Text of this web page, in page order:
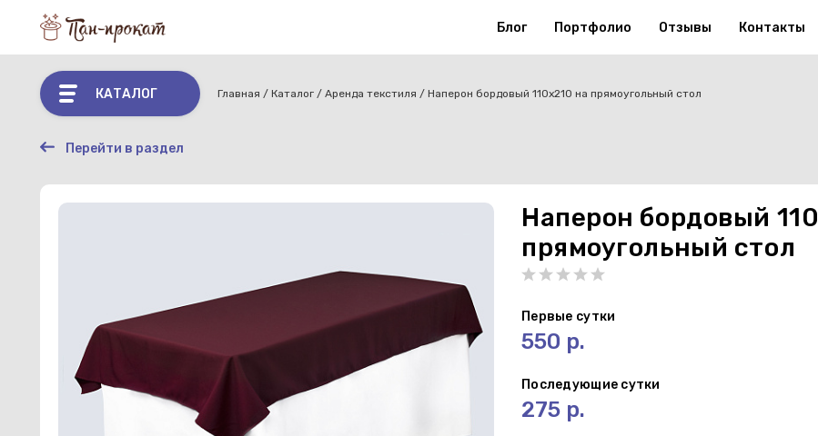
Блог Портфолио Отзывы Контакты
КАТАЛОГ Главная Каталог Аренда текстиля Наперон бордовый 110х210 на прямоугольный стол
Перейти в раздел
Наперон бордовый
прямоугольный стол
Первые сутки
550 р.
Последующие сутки
275 р.